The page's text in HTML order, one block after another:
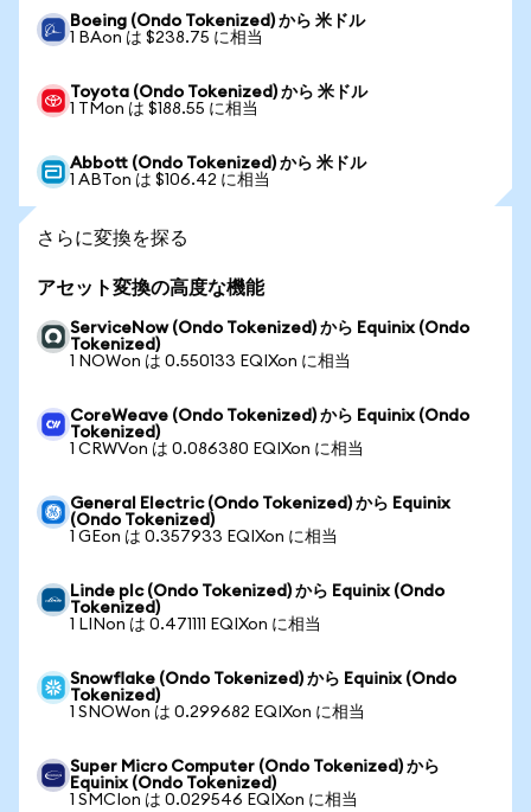
Boeing (Ondo Tokenized) から 米ドル
1 BAon は $238.75 に相当
Toyota (Ondo Tokenized) から 米ドル
1 TMon は $188.55 に相当
Abbott (Ondo Tokenized) から 米ドル
1 ABTon は $106.42 に相当
さらに変換を探る
アセット変換の高度な機能
ServiceNow (Ondo Tokenized) から Equinix (Ondo
Tokenized)
1 NOWon は 0.550133 EQIXon に相当
CoreWeave (Ondo Tokenized) から Equinix (Ondo
Tokenized)
1 CRWVon は 0.086380 EQIXon に相当
General Electric (Ondo Tokenized) から Equinix
(Ondo Tokenized)
1 GEon は 0.357933 EQIXon に相当
Linde plc (Ondo Tokenized) から Equinix (Ondo
Tokenized)
1 LINon は 0.471111 EQIXon に相当
Snowflake (Ondo Tokenized) から Equinix (Ondo
Tokenized)
1 SNOWon は 0.299682 EQIXon に相当
Super Micro Computer (Ondo Tokenized) から
Equinix (Ondo Tokenized)
1 SMCIon は 0.029546 EQIXon に相当